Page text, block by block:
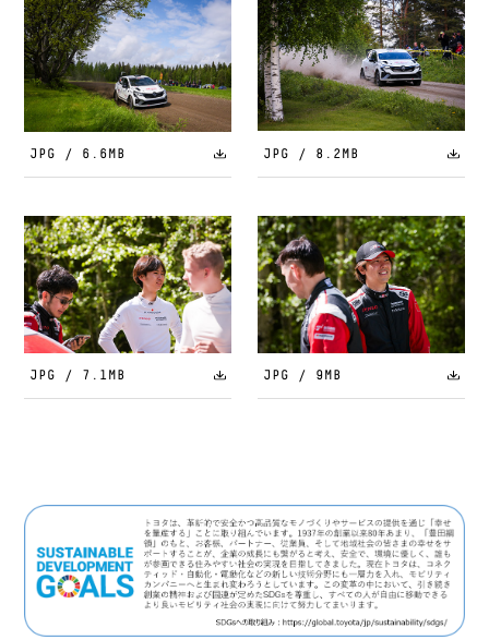
JPG / 6.6MB JPG / 8.2MB
JPG / 7.1MB JPG / 9MB